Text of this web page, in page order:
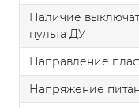
Наличие
пульта ДУ
Направление
Напряжение